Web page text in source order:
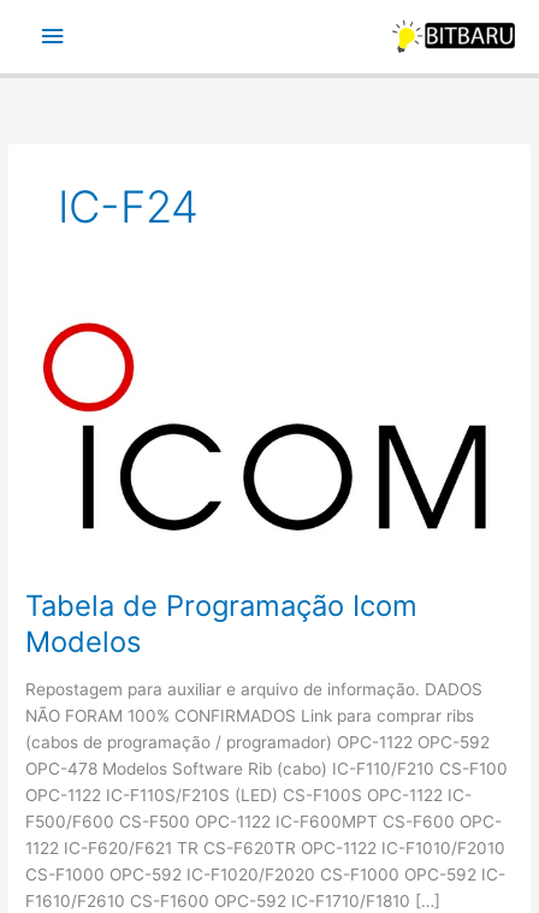
Menu
principal
IC-F24
Tabela de Programação Icom
Modelos
Repostagem para auxiliar e arquivo de informação. DADOS
NÃO FORAM 100% CONFIRMADOS Link para comprar ribs
(cabos de programação / programador) OPC-1122 OPC-592
OPC-478 Modelos Software Rib (cabo) IC-F110/F210 CS-F100
OPC-1122 IC-F110S/F210S (LED) CS-F100S OPC-1122 IC-
F500/F600 CS-F500 OPC-1122 IC-F600MPT CS-F600 OPC-
1122 IC-F620/F621 TR CS-F620TR OPC-1122 IC-F1010/F2010
CS-F1000 OPC-592 IC-F1020/F2020 CS-F1000 OPC-592 IC-
F1610/F2610 CS-F1600 OPC-592 IC-F1710/F1810 […]